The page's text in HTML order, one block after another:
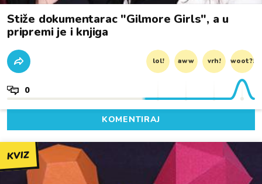
Stiže dokumentarac "Gilmore Girls", a u
pripremi je i knjiga
lol! aww vrh! woot?!
0
KOMENTIRAJ
KVIZ